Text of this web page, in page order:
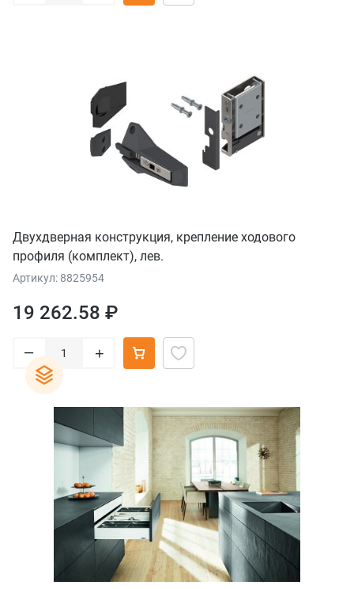
Двухдверная конструкция, крепление ходового
профиля (комплект), лев.
Артикул: 8825954
19 262.58 ₽
– +